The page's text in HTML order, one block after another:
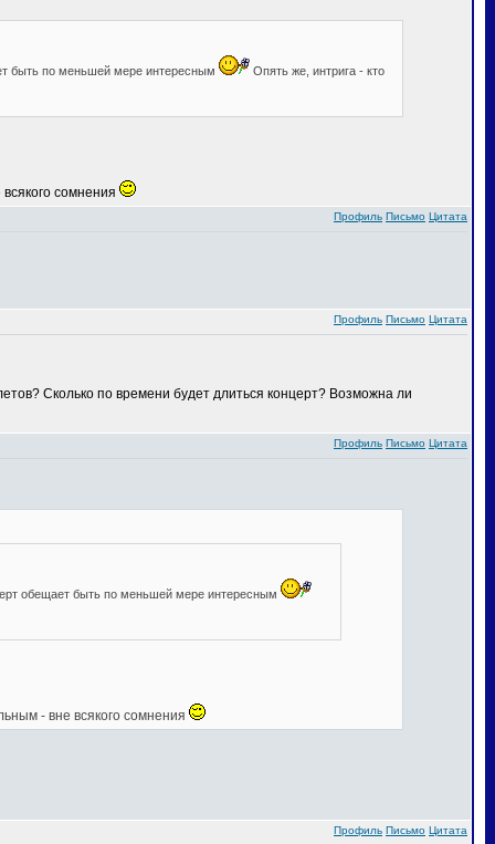
быть по меньшей мере интересным Опять же, интрига - кто
сомнения
Профиль Письмо Цитата
Профиль Письмо Цитата
Сколько по времени будет длиться концерт? Возможна ли
Профиль Письмо Цитата
обещает быть по меньшей мере интересным
- вне всякого сомнения
Профиль Письмо Цитата